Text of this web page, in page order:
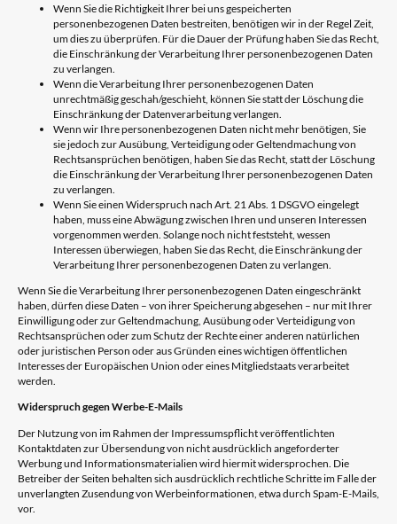
Wenn Sie die Richtigkeit Ihrer bei uns gespeicherten
personenbezogenen Daten bestreiten, benötigen wir in der Regel Zeit,
um dies zu überprüfen. Für die Dauer der Prüfung haben Sie das Recht,
die Einschränkung der Verarbeitung Ihrer personenbezogenen Daten
zu verlangen.
Wenn die Verarbeitung Ihrer personenbezogenen Daten
unrechtmäßig geschah/geschieht, können Sie statt der Löschung die
Einschränkung der Datenverarbeitung verlangen.
Wenn wir Ihre personenbezogenen Daten nicht mehr benötigen, Sie
sie jedoch zur Ausübung, Verteidigung oder Geltendmachung von
Rechtsansprüchen benötigen, haben Sie das Recht, statt der Löschung
die Einschränkung der Verarbeitung Ihrer personenbezogenen Daten
zu verlangen.
Wenn Sie einen Widerspruch nach Art. 21 Abs. 1 DSGVO eingelegt
haben, muss eine Abwägung zwischen Ihren und unseren Interessen
vorgenommen werden. Solange noch nicht feststeht, wessen
Interessen überwiegen, haben Sie das Recht, die Einschränkung der
Verarbeitung Ihrer personenbezogenen Daten zu verlangen.
Wenn Sie die Verarbeitung Ihrer personenbezogenen Daten eingeschränkt
haben, dürfen diese Daten – von ihrer Speicherung abgesehen – nur mit Ihrer
Einwilligung oder zur Geltendmachung, Ausübung oder Verteidigung von
Rechtsansprüchen oder zum Schutz der Rechte einer anderen natürlichen
oder juristischen Person oder aus Gründen eines wichtigen öffentlichen
Interesses der Europäischen Union oder eines Mitgliedstaats verarbeitet
werden.
Widerspruch gegen Werbe-E-Mails
Der Nutzung von im Rahmen der Impressumspflicht veröffentlichten
Kontaktdaten zur Übersendung von nicht ausdrücklich angeforderter
Werbung und Informationsmaterialien wird hiermit widersprochen. Die
Betreiber der Seiten behalten sich ausdrücklich rechtliche Schritte im Falle der
unverlangten Zusendung von Werbeinformationen, etwa durch Spam-E-Mails,
vor.